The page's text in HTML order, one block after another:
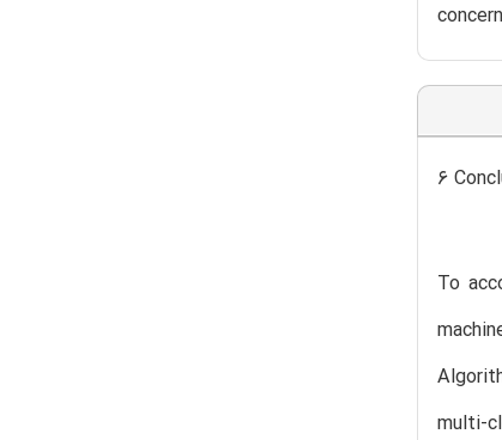
6
To
multi-